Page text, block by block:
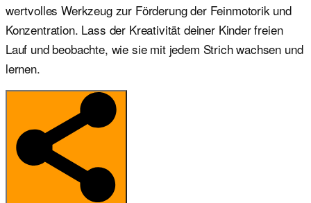
wertvolles Werkzeug zur Förderung der Feinmotorik und
Konzentration. Lass der Kreativität deiner Kinder freien
Lauf und beobachte, wie sie mit jedem Strich wachsen und
lernen.